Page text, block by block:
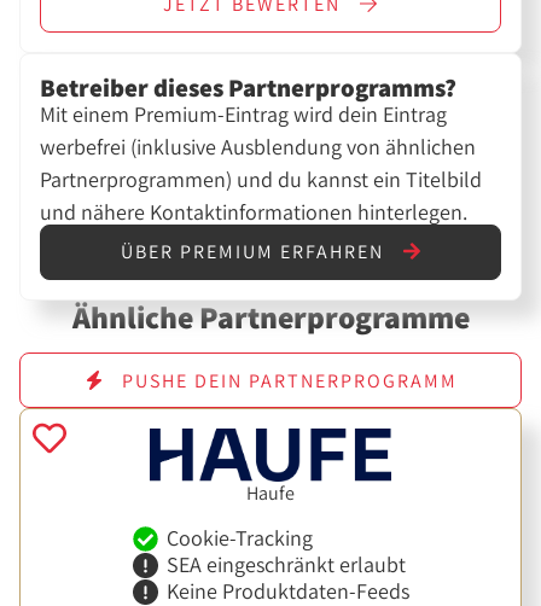
Betreiber dieses Partnerprogramms?
Mit einem Premium-Eintrag wird dein Eintrag
werbefrei (inklusive Ausblendung von ähnlichen
Partnerprogrammen) und du kannst ein Titelbild
und nähere Kontaktinformationen hinterlegen.
ÜBER PREMIUM ERFAHREN
Ähnliche Partnerprogramme
PUSHE DEIN PARTNERPROGRAMM
Haufe
Cookie-Tracking
SEA eingeschränkt erlaubt
Keine Produktdaten-Feeds